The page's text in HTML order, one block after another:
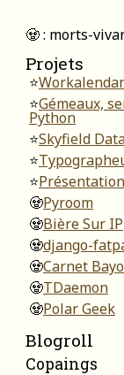
🧟 : morts-
Projets
⭐Workalendar
⭐Gémeaux,
Python
⭐Skyfield
⭐
⭐
🧟Pyroom
🧟Bière Sur IP
🧟django-
🧟Carnet
🧟TDaemon
🧟Polar Geek
Blogroll
Copaings